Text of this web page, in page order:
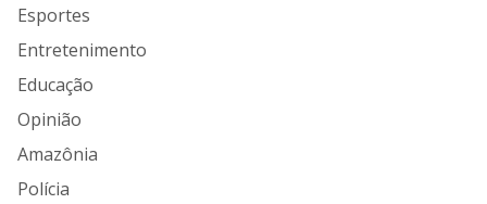
Esportes
Entretenimento
Educação
Opinião
Amazônia
Polícia